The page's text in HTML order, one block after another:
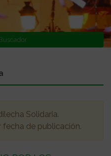
Solidaria.
fecha de publicación.